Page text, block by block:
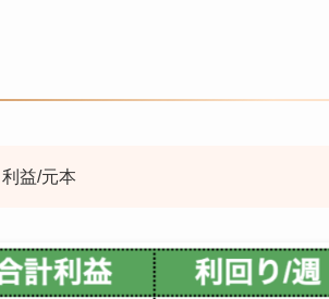
益/元本